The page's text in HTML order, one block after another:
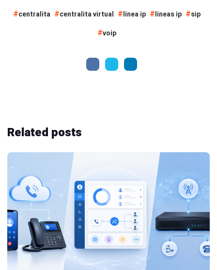
centralita centralita virtual linea ip lineas ip
sip
voip
Related posts